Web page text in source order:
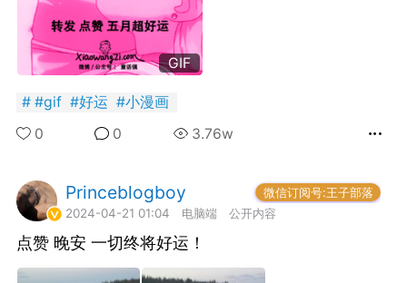
https://weibo.com/1927538117/
ref=home微信下单 搜小程
序： 绝世宝藏 抖音下单
搜：悲伤男孩 在账号橱窗
内可购
不愧是贝爷。。。。
GIF
#gif #好运 #小漫画
0
0 3.76w
Princeblogboy
微信订阅号:王子部落
2024-04-21 01:04
电脑端 公开内容
点赞 晚安 一切终将好运！